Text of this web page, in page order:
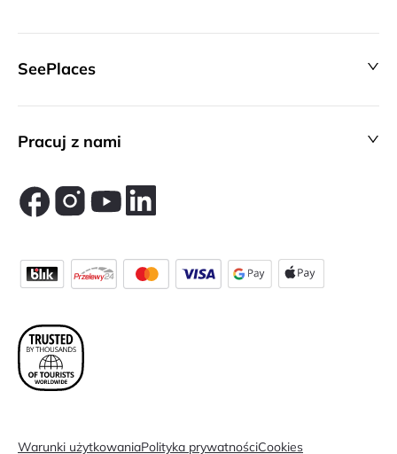
SeePlaces
Pracuj z nami
Warunki użytkowaniaPolityka prywatnościCookies